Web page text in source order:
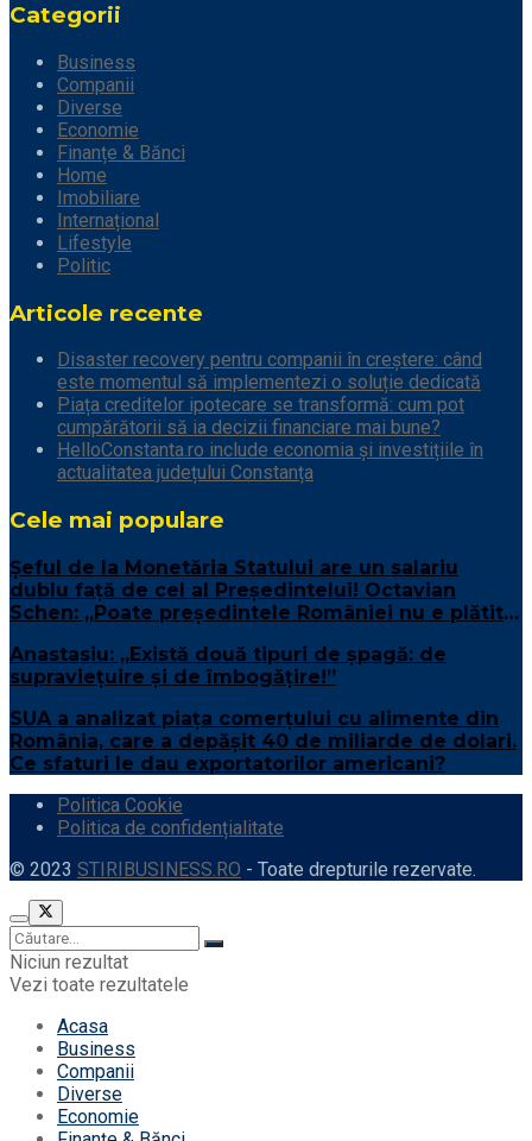
Categorii
Business
Companii
Diverse
Economie
Finanțe & Bănci
Home
Imobiliare
Internațional
Lifestyle
Politic
Articole recente
Disaster recovery pentru companii în creștere: când
este momentul să implementezi o soluție dedicată
Piața creditelor ipotecare se transformă: cum pot
cumpărătorii să ia decizii financiare mai bune?
HelloConstanta.ro include economia și investițiile în
actualitatea județului Constanța
Cele mai populare
Șeful de la Monetăria Statului are un salariu
dublu față de cel al Președintelui! Octavian
Schen: „Poate președintele României nu e plătit
Anastasiu: „Există două tipuri de șpagă: de
supraviețuire și de îmbogățire!”
SUA a analizat piața comerțului cu alimente din
România, care a depășit 40 de miliarde de dolari.
Ce sfaturi le dau exportatorilor americani?
Politica Cookie
Politica de confidențialitate
© 2023 STIRIBUSINESS.RO - Toate drepturile rezervate.
Niciun rezultat
Vezi toate rezultatele
Acasa
Business
Companii
Diverse
Economie